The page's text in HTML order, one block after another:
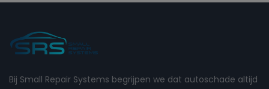
Bij Small Repair Systems begrijpen we dat autoschade altijd